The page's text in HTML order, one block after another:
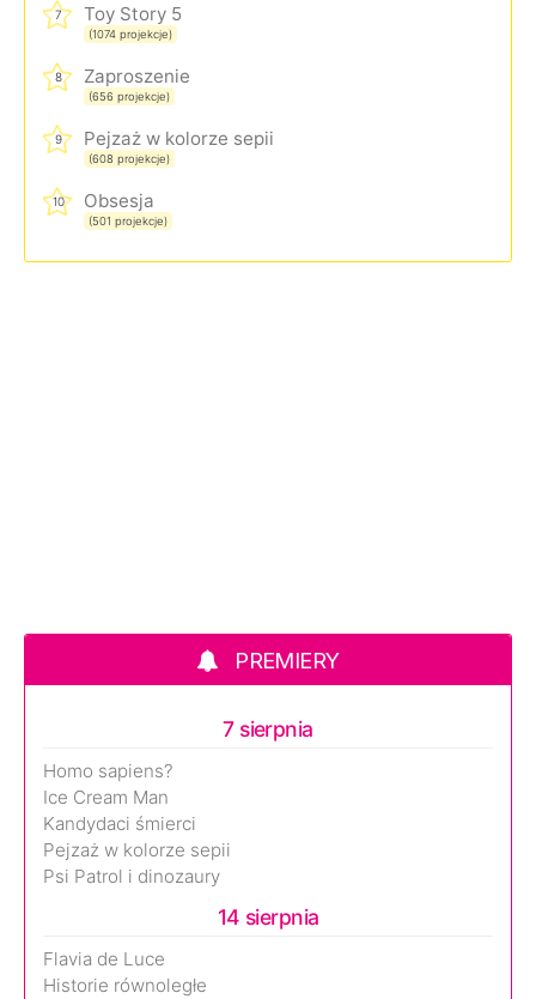
7 Toy Story 5
(1074 projekcje)
8 Zaproszenie
(656 projekcje)
9 Pejzaż w kolorze sepii
(608 projekcje)
10 Obsesja
(501 projekcje)
PREMIERY
7 sierpnia
Homo sapiens?
Ice Cream Man
Kandydaci śmierci
Pejzaż w kolorze sepii
Psi Patrol i dinozaury
14 sierpnia
Flavia de Luce
Historie równoległe